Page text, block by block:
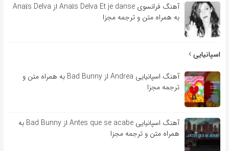
آهنگ فرانسوی Anaïs Delva Et je danse از Anaïs Delva
به همراه متن و ترجمه مجزا
اسپانیایی
آهنگ اسپانیایی Andrea از Bad Bunny به همراه متن و
ترجمه مجزا
آهنگ اسپانیایی Antes que se acabe از Bad Bunny به
همراه متن و ترجمه مجزا